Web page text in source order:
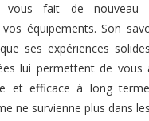
vous fait de nouveau
équipements. Son
ses expériences
lui permettent de vous
et efficace à long
ne survienne plus dans